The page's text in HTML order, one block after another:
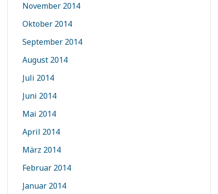
November 2014
Oktober 2014
September 2014
August 2014
Juli 2014
Juni 2014
Mai 2014
April 2014
März 2014
Februar 2014
Januar 2014